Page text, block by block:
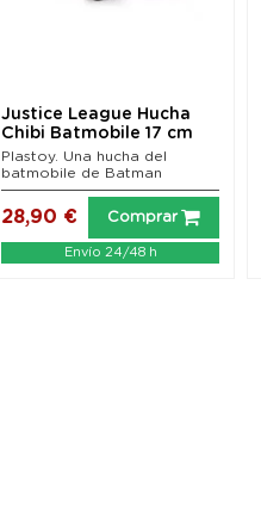
Justice League Hucha
Chibi Batmobile 17 cm
Plastoy. Una hucha del
batmobile de Batman
28,90 € Comprar
Envío 24/48 h